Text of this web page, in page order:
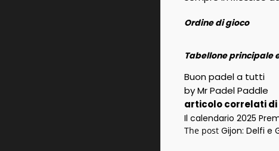
Ordine di gioco
Tabellone principale
Buon padel a tutti
by Mr Padel Paddle
articolo correlati di
Il calendario 2025
The post Gijon: Delfi e